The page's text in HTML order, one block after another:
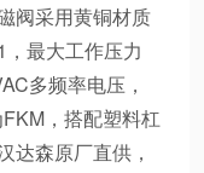
阀采用黄铜材质
最大工作压力
多频率电压，
，搭配塑料杠
达森原厂直供，